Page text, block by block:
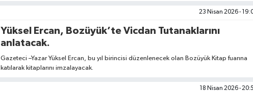
Niyazi -Aynur Atıcıer Çifti'nin yakışıklı oğulları Burak Atıcıer, Gebze İnönü mahallesinde
gerçekleşen görkemli ve kalabalık bir düğün merasimi ile hayatlarını b
23 Nisan 2026 -
Yüksel Ercan, Bozüyük’te Vicdan Tutanaklarını
anlatacak.
Gazeteci –Yazar Yüksel Ercan, bu yıl birincisi düzenlenecek olan Bozüyük Kitap fuarına
katılarak kitaplarını imzalayacak.
18 Nisan 2026 -